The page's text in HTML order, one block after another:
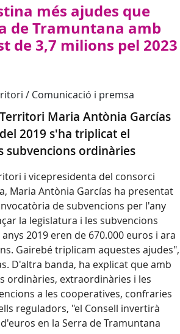
més ajudes que
de Tramuntana amb
de 3,7 milions pel 2023
/ Comunicació i premsa
Maria Antònia Garcías
2019 s'ha triplicat el
subvencions ordinàries
i vicepresidenta del consorci
Maria Antònia Garcías ha presentat
de subvencions per l'any
la legislatura i les subvencions
2019 eren de 670.000 euros i ara
Gairebé triplicam aquestes ajudes",
D'altra banda, ha explicat que amb
ordinàries, extraordinàries i les
a les cooperatives, confraries
reguladors, "el Consell invertirà
en la Serra de Tramuntana